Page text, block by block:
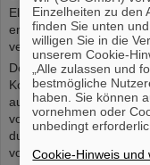
Elektronik
entstehende
vergleichsweise groß
Der benötigt Strom
Kondensatorbank
aufgeladen wird. Die
von 200 kJ. Das
durchschnittlichen
von 60 km/h fährt.
Einzelheiten zu den
finden Sie unten
willigen Sie in die
unserem Cookie-
„Alle zulassen und
bestmögliche
haben. Sie können
vornehmen oder
unbedingt
Cookie-Hinweis und